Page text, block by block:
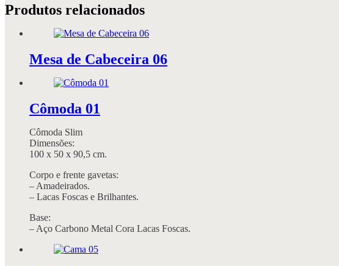
Produtos relacionados
Mesa de Cabeceira 06
Cômoda 01
Cômoda Slim
Dimensões:
100 x 50 x 90,5 cm.
Corpo e frente gavetas:
– Amadeirados.
– Lacas Foscas e Brilhantes.
Base:
– Aço Carbono Metal Cora Lacas Foscas.